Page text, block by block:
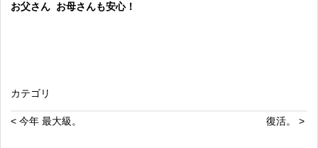
お父さん お母さんも安心！
カテゴリ
< 今年 最大級。 復活。 >